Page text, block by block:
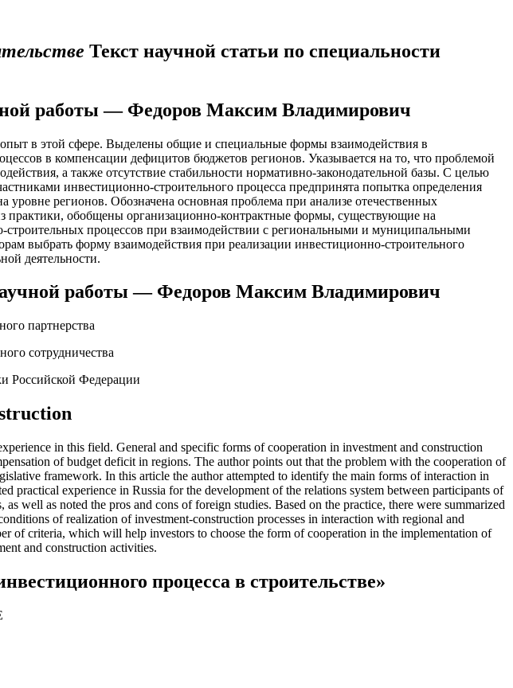
Текст научной статьи по специальности
работы — Федоров Максим Владимирович
в этой сфере. Выделены общие и специальные фор­­мы взаимодействия в
в компенсации дефицитов бюджетов регионов. Ука­зывается на то, что проблемой
а также отсутствие стабильно­сти нормативно-законодательной базы. С целью
инвестиционно-строи­тельного процесса предпринята попытка определения
регио­нов. Обозначена основная проблема при анализе отечественных
практики, обобщены организационно-контрактные формы, существующие на
процессов при взаимодействии с региональными и муниципальными
выбрать форму взаимодействия при реализации инвестиционно-строительного
деятельности.
работы — Федоров Максим Владимирович
партнерства
сотрудничества
Российской Федерации
in this field. General and specific forms of cooperation in investment and construction
of budget deficit in regions. The author points out that the problem with the cooperation of
framework. In this article the author attempted to identify the main forms of interaction in
practical experience in Russia for the development of the relations system between participants of
well as noted the pros and cons of foreign studies. Based on the practice, there were summarized
of realization of investment-construction processes in interaction with regional and
of criteria, which will help investors to choose the form of cooperation in the implementation of
and construction activities.
процесса в строительстве»